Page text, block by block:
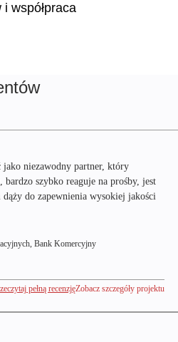
współpraca
jako niezawodny partner, który
szybko reaguje na prośby, jest
do zapewnienia wysokiej jakości
Bank Komercyjny
pełną recenzjęZobacz szczegóły projektu